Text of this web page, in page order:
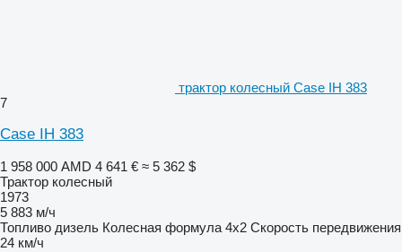
трактор колесный Case IH 383
7
Case IH 383
1 958 000 AMD 4 641 € ≈ 5 362 $
Трактор колесный
1973
5 883 м/ч
Топливо дизель Колесная формула 4x2 Скорость передвижения
24 км/ч